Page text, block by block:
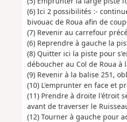
(6) Ici 2 possibilités :-
bivouac de Roua afin de
(7) Revenir au carrefour
(6) Reprendre à gauche la
(8) Quitter ici la piste pour
déboucher au Col de Roua à
(9) Revenir à la balise 251,
(10) L'emprunter en face et
(11) Prendre à droite l'étroit
avant de traverser le
(12) Tourner à gauche pour